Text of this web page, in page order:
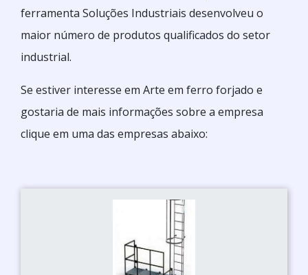
ferramenta Soluções Industriais desenvolveu o
maior número de produtos qualificados do setor
industrial.
Se estiver interesse em Arte em ferro forjado e
gostaria de mais informações sobre a empresa
clique em uma das empresas abaixo: